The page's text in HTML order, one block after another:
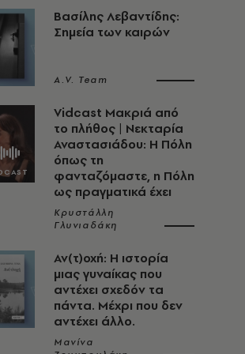
Βασίλης Λεβαντίδης:
Σημεία των καιρών
A.V. Team
Vidcast Μακριά από
το πλήθος | Νεκταρία
Αναστασιάδου: Η Πόλη
όπως τη
φανταζόμαστε, η Πόλη
ως πραγματικά έχει
Κρυστάλλη
Γλυνιαδάκη
Αν(τ)οχή: Η ιστορία
μιας γυναίκας που
αντέχει σχεδόν τα
πάντα. Μέχρι που δεν
αντέχει άλλο.
Μανίνα